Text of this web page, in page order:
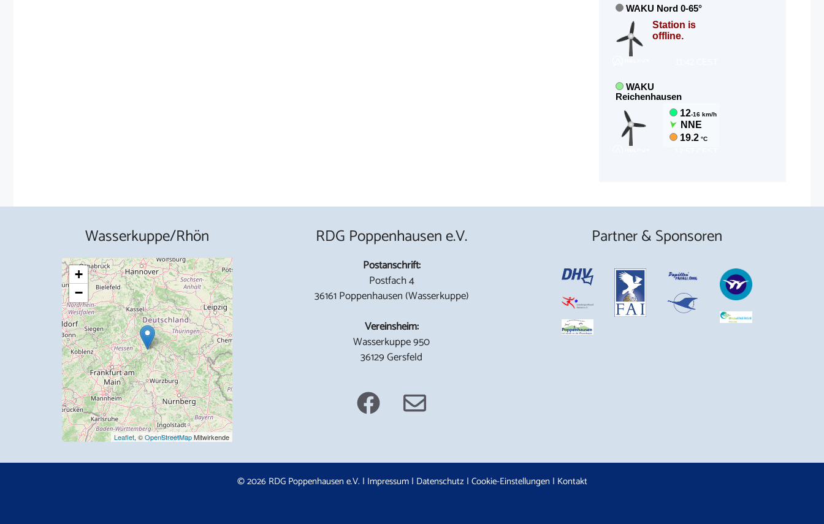
Wasserkuppe/Rhön
+
−
Leaflet, ©OpenStreetMapMitwirkende
RDG Poppenhausen e.V.
Postanschrift:
Postfach 4
36161 Poppenhausen (Wasserkuppe)
Vereinsheim:
Wasserkuppe 950
36129 Gersfeld
Partner & Sponsoren
© 2026 RDG Poppenhausen e.V. | Impressum| Datenschutz | Cookie-Einstellungen | Kontakt